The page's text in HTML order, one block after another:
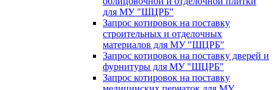
для МУ "ШЦРБ"
Запрос котировок на поставку
строительных и отделочных
материалов для МУ "ШЦРБ"
Запрос котировок на поставку дверей и
фурнитуры для МУ "ШЦРБ"
Запрос котировок на поставку